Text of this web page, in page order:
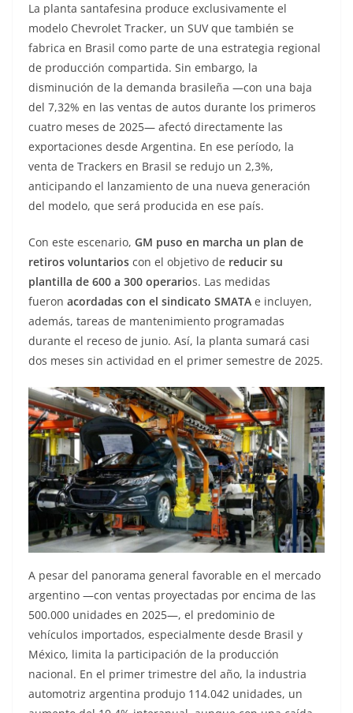
La planta santafesina produce exclusivamente el
modelo Chevrolet Tracker, un SUV que también se
fabrica en Brasil como parte de una estrategia regional
de producción compartida. Sin embargo, la
disminución de la demanda brasileña —con una baja
del 7,32% en las ventas de autos durante los primeros
cuatro meses de 2025— afectó directamente las
exportaciones desde Argentina. En ese período, la
venta de Trackers en Brasil se redujo un 2,3%,
anticipando el lanzamiento de una nueva generación
del modelo, que será producida en ese país.
Con este escenario, GM puso en marcha un plan de
retiros voluntarios con el objetivo de reducir su
plantilla de 600 a 300 operarios. Las medidas
fueron acordadas con el sindicato SMATA e incluyen,
además, tareas de mantenimiento programadas
durante el receso de junio. Así, la planta sumará casi
dos meses sin actividad en el primer semestre de 2025.
A pesar del panorama general favorable en el mercado
argentino —con ventas proyectadas por encima de las
500.000 unidades en 2025—, el predominio de
vehículos importados, especialmente desde Brasil y
México, limita la participación de la producción
nacional. En el primer trimestre del año, la industria
automotriz argentina produjo 114.042 unidades, un